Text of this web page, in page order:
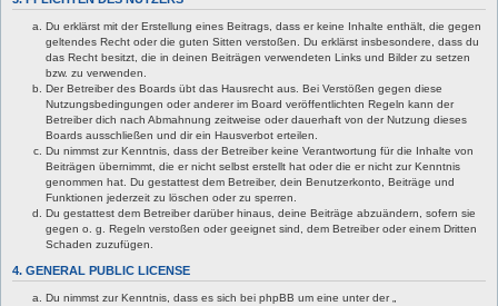
Du erklärst mit der Erstellung eines Beitrags, dass er keine Inhalte enthält, die gegen
geltendes Recht oder die guten Sitten verstoßen. Du erklärst insbesondere, dass du
das Recht besitzt, die in deinen Beiträgen verwendeten Links und Bilder zu setzen
bzw. zu verwenden.
Der Betreiber des Boards übt das Hausrecht aus. Bei Verstößen gegen diese
Nutzungsbedingungen oder anderer im Board veröffentlichten Regeln kann der
Betreiber dich nach Abmahnung zeitweise oder dauerhaft von der Nutzung dieses
Boards ausschließen und dir ein Hausverbot erteilen.
Du nimmst zur Kenntnis, dass der Betreiber keine Verantwortung für die Inhalte von
Beiträgen übernimmt, die er nicht selbst erstellt hat oder die er nicht zur Kenntnis
genommen hat. Du gestattest dem Betreiber, dein Benutzerkonto, Beiträge und
Funktionen jederzeit zu löschen oder zu sperren.
Du gestattest dem Betreiber darüber hinaus, deine Beiträge abzuändern, sofern sie
gegen o. g. Regeln verstoßen oder geeignet sind, dem Betreiber oder einem Dritten
Schaden zuzufügen.
4. GENERAL PUBLIC LICENSE
Du nimmst zur Kenntnis, dass es sich bei phpBB um eine unter der „